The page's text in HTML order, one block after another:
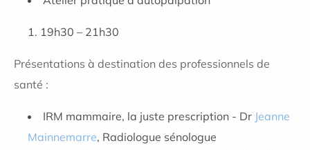
19h30 – 21h30
Présentations à destination des professionnels de
santé :
IRM mammaire, la juste prescription - Dr Jeanne
Mainnemarre, Radiologue sénologue